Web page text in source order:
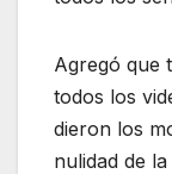
Agregó que
todos los
dieron los
nulidad de